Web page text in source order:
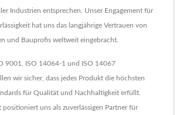
Industrien entsprechen. Unser Engagement für
hat uns das langjährige Vertrauen von
und Bauprofis weltweit eingebracht.
9001, ISO 14064-1 und ISO 14067
wir sicher, dass jedes Produkt die höchsten
für Qualität und Nachhaltigkeit erfüllt.
positioniert uns als zuverlässigen Partner für